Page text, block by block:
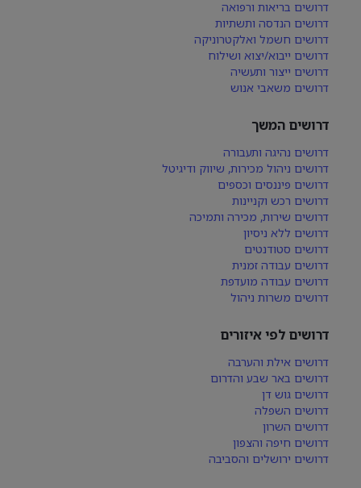
דרושים בריאות ורפואה
דרושים הנדסה ותשתיות
דרושים חשמל ואלקטרוניקה
דרושים ייבוא/יצוא ושילוח
דרושים ייצור ותעשיה
דרושים משאבי אנוש
דרושים המשך
דרושים נהיגה ותעבורה
דרושים ניהול מכירות, שיווק ודיגיטל
דרושים פיננסים וכספים
דרושים רכש וקניינות
דרושים שירות, מכירה ותמיכה
דרושים ללא ניסיון
דרושים סטודנטים
דרושים עבודה זמנית
דרושים עבודה מועדפת
דרושים משרות ניהול
דרושים לפי איזורים
דרושים אילת והערבה
דרושים באר שבע והדרום
דרושים גוש דן
דרושים השפלה
דרושים השרון
דרושים חיפה והצפון
דרושים ירושלים והסביבה